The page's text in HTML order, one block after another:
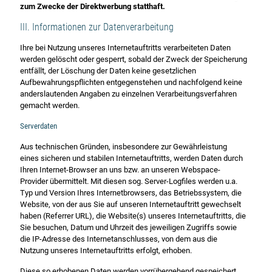
zum Zwecke der Direktwerbung statthaft.
III. Informationen zur Datenverarbeitung
Ihre bei Nutzung unseres Internetauftritts verarbeiteten Daten
werden gelöscht oder gesperrt, sobald der Zweck der Speicherung
entfällt, der Löschung der Daten keine gesetzlichen
Aufbewahrungspflichten entgegenstehen und nachfolgend keine
anderslautenden Angaben zu einzelnen Verarbeitungsverfahren
gemacht werden.
Serverdaten
Aus technischen Gründen, insbesondere zur Gewährleistung
eines sicheren und stabilen Internetauftritts, werden Daten durch
Ihren Internet-Browser an uns bzw. an unseren Webspace-
Provider übermittelt. Mit diesen sog. Server-Logfiles werden u.a.
Typ und Version Ihres Internetbrowsers, das Betriebssystem, die
Website, von der aus Sie auf unseren Internetauftritt gewechselt
haben (Referrer URL), die Website(s) unseres Internetauftritts, die
Sie besuchen, Datum und Uhrzeit des jeweiligen Zugriffs sowie
die IP-Adresse des Internetanschlusses, von dem aus die
Nutzung unseres Internetauftritts erfolgt, erhoben.